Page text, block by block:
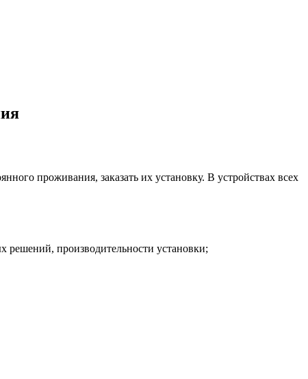
проживания, заказать их установку. В устройствах всех
решений, производительности установки;